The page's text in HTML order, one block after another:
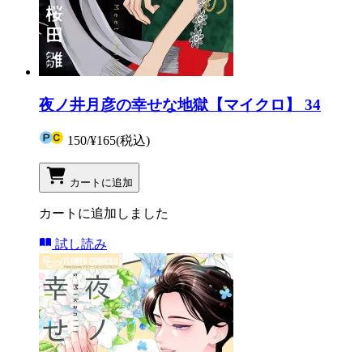
夜ノ井月彦の幸せな地獄【マイクロ】 34
150/¥165(税込)
カートに追加
カートに追加しました
試し読み